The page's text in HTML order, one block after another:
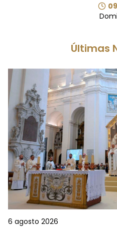
Últimas
6 agosto 2026